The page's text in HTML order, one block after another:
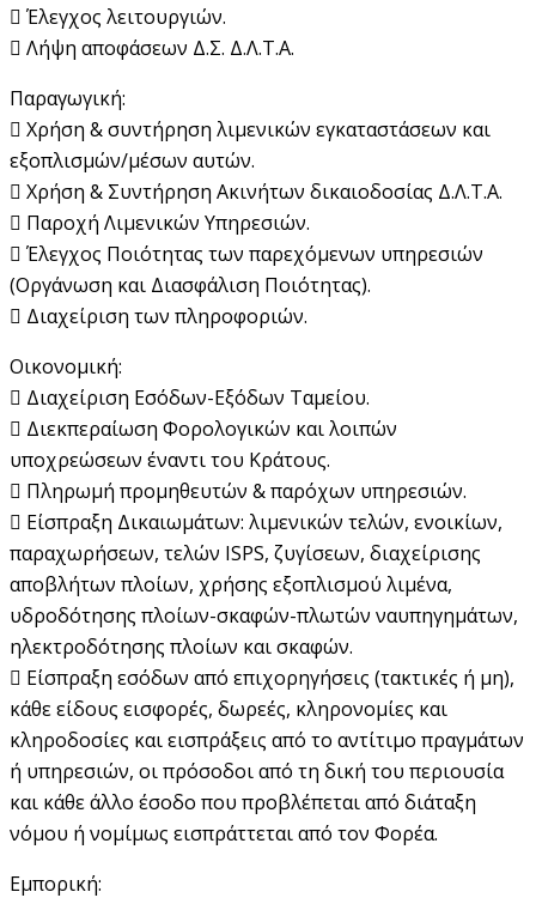
 Έλεγχος λειτουργιών.
 Λήψη αποφάσεων Δ.Σ. Δ.Λ.Τ.Α.
Παραγωγική:
 Χρήση & συντήρηση λιμενικών εγκαταστάσεων και
εξοπλισμών/μέσων αυτών.
 Χρήση & Συντήρηση Ακινήτων δικαιοδοσίας Δ.Λ.Τ.Α.
 Παροχή Λιμενικών Υπηρεσιών.
 Έλεγχος Ποιότητας των παρεχόμενων υπηρεσιών
(Οργάνωση και Διασφάλιση Ποιότητας).
 Διαχείριση των πληροφοριών.
Οικονομική:
 Διαχείριση Εσόδων-Εξόδων Ταμείου.
 Διεκπεραίωση Φορολογικών και λοιπών
υποχρεώσεων έναντι του Κράτους.
 Πληρωμή προμηθευτών & παρόχων υπηρεσιών.
 Είσπραξη Δικαιωμάτων: λιμενικών τελών, ενοικίων,
παραχωρήσεων, τελών ISPS, ζυγίσεων, διαχείρισης
αποβλήτων πλοίων, χρήσης εξοπλισμού λιμένα,
υδροδότησης πλοίων-σκαφών-πλωτών ναυπηγημάτων,
ηλεκτροδότησης πλοίων και σκαφών.
 Είσπραξη εσόδων από επιχορηγήσεις (τακτικές ή μη),
κάθε είδους εισφορές, δωρεές, κληρονομίες και
κληροδοσίες και εισπράξεις από το αντίτιμο πραγμάτων
ή υπηρεσιών, οι πρόσοδοι από τη δική του περιουσία
και κάθε άλλο έσοδο που προβλέπεται από διάταξη
νόμου ή νομίμως εισπράττεται από τον Φορέα.
Εμπορική: